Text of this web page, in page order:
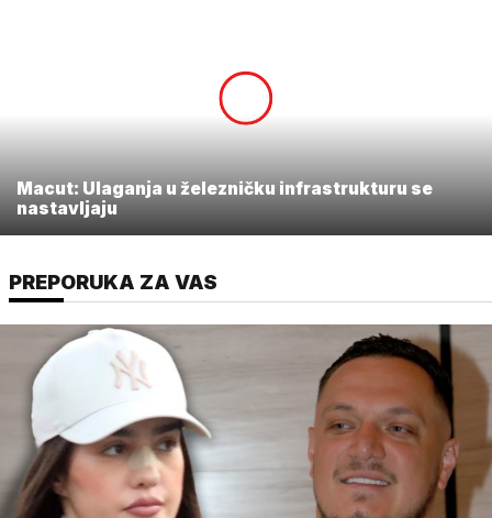
Macut: Ulaganja u železničku infrastrukturu se
nastavljaju
PREPORUKA ZA VAS